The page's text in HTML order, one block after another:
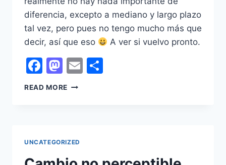
diferencia, excepto a mediano y largo plazo
tal vez, pero pues no tengo mucho más que
decir, así que eso
A ver si vuelvo pronto.
Facebook
Mastodon
Email
READ MORE Y
UNCATEGORIZED